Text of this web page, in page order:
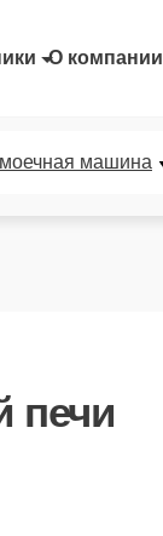
О компании
машина
печи